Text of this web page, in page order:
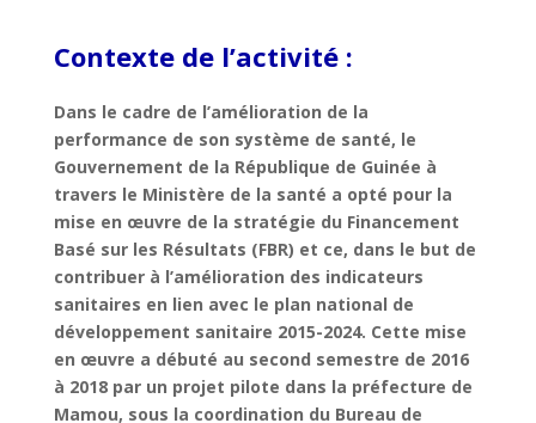
Contexte de l’activité :
Dans le cadre de l’amélioration de la
performance de son système de santé, le
Gouvernement de la République de Guinée à
travers le Ministère de la santé a opté pour la
mise en œuvre de la stratégie du Financement
Basé sur les Résultats (FBR) et ce, dans le but de
contribuer à l’amélioration des indicateurs
sanitaires en lien avec le plan national de
développement sanitaire 2015-2024. Cette mise
en œuvre a débuté au second semestre de 2016
à 2018 par un projet pilote dans la préfecture de
Mamou, sous la coordination du Bureau de